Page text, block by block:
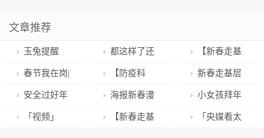
文章推荐
玉兔提醒
您：假期勤锻
炼，健康过新
年！
都这样了还
反华？美国中
东霸权已坍
塌，海湾国家
【新春走基
层】雨樟镇：
加快高标准农
田建设 筑牢乡
春节我在岗|
消防宣传守护
平安
【防疫科
普】农村居民
新冠病毒感染
新春走基层
｜黑土地上的
“冰与火之歌”
安全过好年
丨春节消防安
海报新春漫
谈②丨是妈妈
小女孩拜年
额头磕出“大红
「视频」 【新春走基 「央媒看太